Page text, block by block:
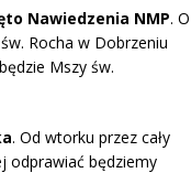
Nawiedzenia NMP. O
Rocha w Dobrzeniu
Mszy św.
. Od wtorku przez cały
odprawiać będziemy